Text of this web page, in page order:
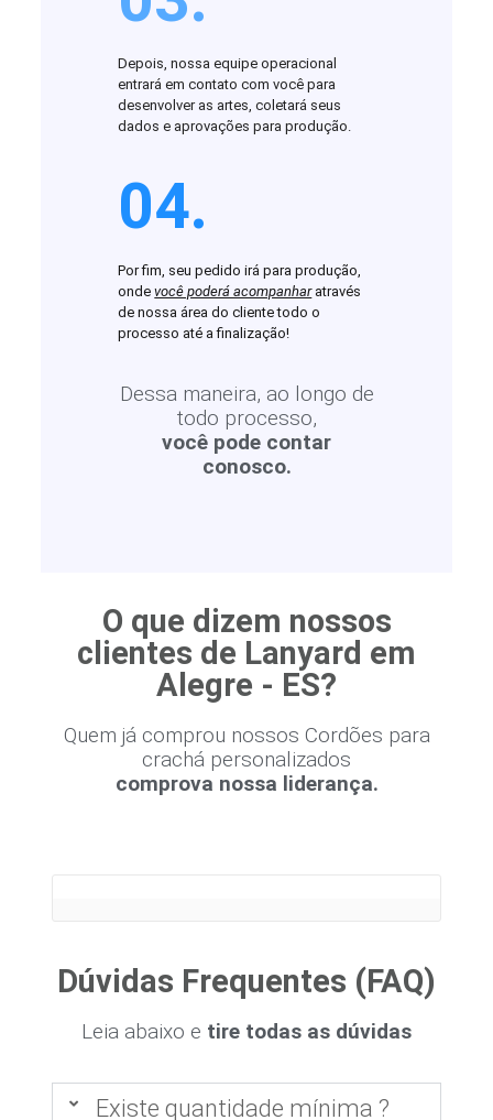
Depois, nossa equipe operacional
entrará em contato com você para
desenvolver as artes, coletará seus
dados e aprovações para produção.
04.
Por fim, seu pedido irá para produção,
ondevocê poderá acompanharatravés
de nossa área do cliente todo o
processo até a finalização!
Dessa maneira, ao longo de
todo processo,
você pode contar
conosco.
O que dizem nossos
clientes de Lanyard em
Alegre - ES?
Quem já comprou nossos Cordões para
crachá personalizados
comprova nossa liderança.
Dúvidas Frequentes (FAQ)
Leia abaixo e tire todas as dúvidas
Existe quantidade mínima ?